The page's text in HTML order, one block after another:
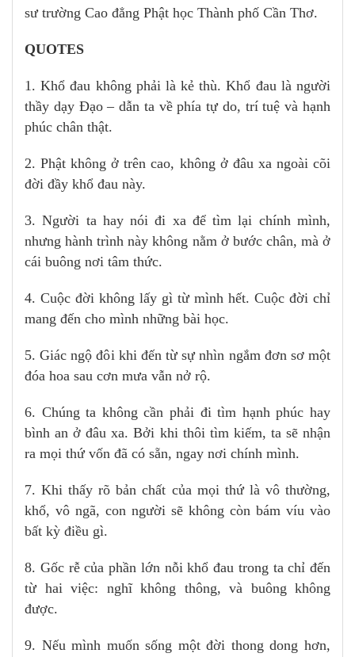
sư trường Cao đẳng Phật học Thành phố Cần Thơ.
QUOTES
1. Khổ đau không phải là kẻ thù. Khổ đau là người
thầy dạy Đạo – dẫn ta về phía tự do, trí tuệ và hạnh
phúc chân thật.
2. Phật không ở trên cao, không ở đâu xa ngoài cõi
đời đầy khổ đau này.
3. Người ta hay nói đi xa để tìm lại chính mình,
nhưng hành trình này không nằm ở bước chân, mà ở
cái buông nơi tâm thức.
4. Cuộc đời không lấy gì từ mình hết. Cuộc đời chỉ
mang đến cho mình những bài học.
5. Giác ngộ đôi khi đến từ sự nhìn ngắm đơn sơ một
đóa hoa sau cơn mưa vẫn nở rộ.
6. Chúng ta không cần phải đi tìm hạnh phúc hay
bình an ở đâu xa. Bởi khi thôi tìm kiếm, ta sẽ nhận
ra mọi thứ vốn đã có sẵn, ngay nơi chính mình.
7. Khi thấy rõ bản chất của mọi thứ là vô thường,
khổ, vô ngã, con người sẽ không còn bám víu vào
bất kỳ điều gì.
8. Gốc rễ của phần lớn nỗi khổ đau trong ta chỉ đến
từ hai việc: nghĩ không thông, và buông không
được.
9. Nếu mình muốn sống một đời thong dong hơn,